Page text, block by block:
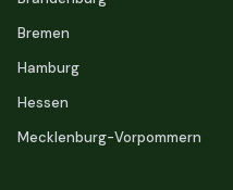
Bremen
Hamburg
Hessen
Mecklenburg-Vorpommern